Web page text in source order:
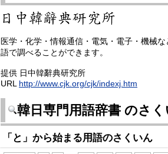
医学・化学・情報通信・電気・電子・機械
語で調べることができます。
提供 日中韓辭典研究所
URL http://www.cjk.org/cjk/indexj.htm
韓日専門用語辞書 のさ
「と」から始まる用語のさくいん